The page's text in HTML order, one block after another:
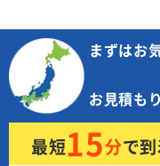
まずはお
お見積も
最短15分で